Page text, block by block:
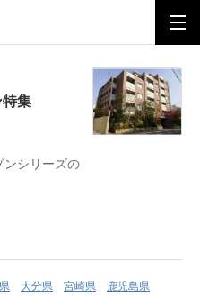
ンション特集
集
ンシリーズの
大分県 宮崎県 鹿児島県